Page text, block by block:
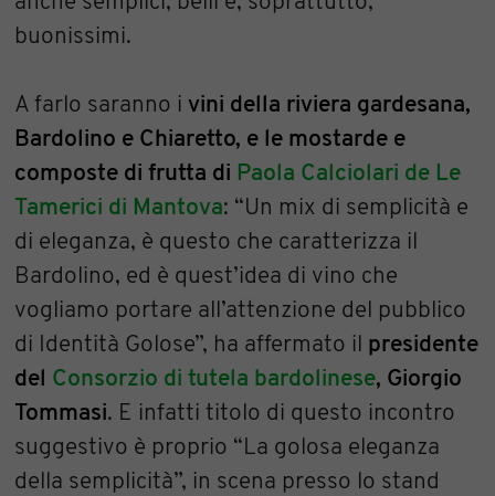
buonissimi.
A farlo saranno ivini della riviera gardesana,
Bardolino e Chiaretto, e le mostarde e
composte di frutta di Paola Calciolari de Le
Tamerici di Mantova: “Un mix di semplicità e
di eleganza, è questo che caratterizza il
Bardolino, ed è quest’idea di vino che
vogliamo portare all’attenzione del pubblico
di Identità Golose”, ha affermato il presidente
del Consorzio di tutela bardolinese, Giorgio
Tommasi. E infatti titolo di questo incontro
suggestivo è proprio “La golosa eleganza
della semplicità”, in scena presso lo stand